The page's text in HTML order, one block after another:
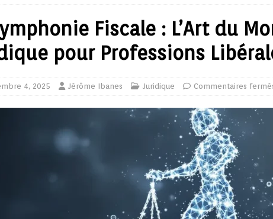
Fiscale : L’Art du
pour Professions
4, 2025 Jérôme Ibanes Juridique Commentaires